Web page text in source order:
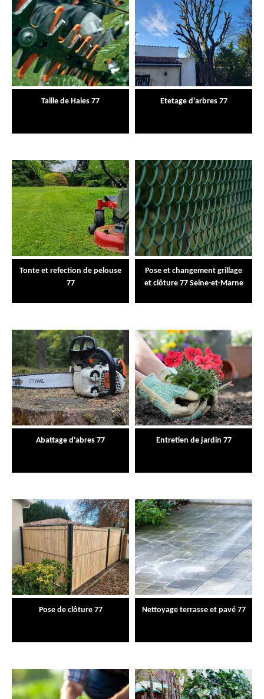
Taille de Haies 77 Etetage d'arbres 77
Tonte et refection de pelouse
77
Pose et changement grillage
et clôture 77 Seine-et-Marne
Abattage d'abres 77 Entretien de jardin 77
Pose de clôture 77 Nettoyage terrasse et pavé 77